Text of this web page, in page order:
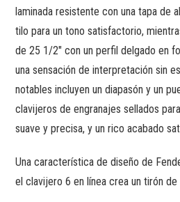
laminada resistente con una tapa de
tilo para un tono satisfactorio,
de 25 1/2″ con un perfil delgado en
una sensación de interpretación sin
notables incluyen un diapasón y un
clavijeros de engranajes sellados
suave y precisa, y un rico acabado
Una característica de diseño de
el clavijero 6 en línea crea un tirón de